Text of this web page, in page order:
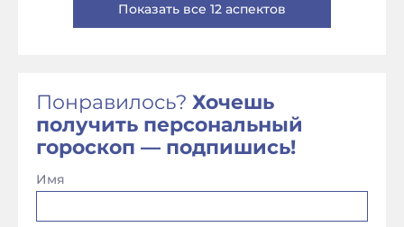
Показать все 12 аспектов
Понравилось? Хочешь
получить персональный
гороскоп — подпишись!
Имя